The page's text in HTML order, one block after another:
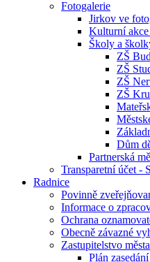
Fotogalerie
Jirkov ve
Kulturní
Školy a
ZŠ
ZŠ
ZŠ
ZŠ
Dům
Partnerská
Transparetní účet -
Radnice
Povinně
Informace o
Ochrana
Obecně závazné
Zastupitelstvo města
Plán